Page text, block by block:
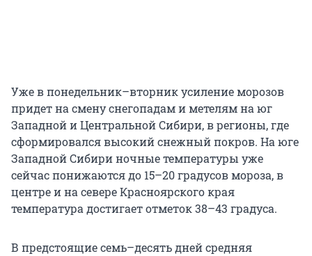
Уже в понедельник–вторник усиление морозов
придет на смену снегопадам и метелям на юг
Западной и Центральной Сибири, в регионы, где
сформировался высокий снежный покров. На юге
Западной Сибири ночные температуры уже
сейчас понижаются до 15–20 градусов мороза, в
центре и на севере Красноярского края
температура достигает отметок 38–43 градуса.
В предстоящие семь–десять дней средняя